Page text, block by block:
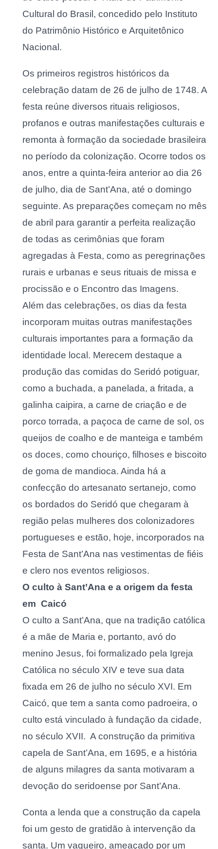
Cultural do Brasil, concedido pelo Instituto
do Patrimônio Histórico e Arquitetônico
Nacional.
Os primeiros registros históricos da
celebração datam de 26 de julho de 1748. A
festa reúne diversos rituais religiosos,
profanos e outras manifestações culturais e
remonta à formação da sociedade brasileira
no período da colonização. Ocorre todos os
anos, entre a quinta-feira anterior ao dia 26
de julho, dia de Sant’Ana, até o domingo
seguinte. As preparações começam no mês
de abril para garantir a perfeita realização
de todas as cerimônias que foram
agregadas à Festa, como as peregrinações
rurais e urbanas e seus rituais de missa e
procissão e o Encontro das Imagens.
Além das celebrações, os dias da festa
incorporam muitas outras manifestações
culturais importantes para a formação da
identidade local. Merecem destaque a
produção das comidas do Seridó potiguar,
como a buchada, a panelada, a fritada, a
galinha caipira, a carne de criação e de
porco torrada, a paçoca de carne de sol, os
queijos de coalho e de manteiga e também
os doces, como chouriço, filhoses e biscoito
de goma de mandioca. Ainda há a
confecção do artesanato sertanejo, como
os bordados do Seridó que chegaram à
região pelas mulheres dos colonizadores
portugueses e estão, hoje, incorporados na
Festa de Sant’Ana nas vestimentas de fiéis
e clero nos eventos religiosos.
O culto à Sant’Ana e a origem da festa
em Caicó
O culto a Sant’Ana, que na tradição católica
é a mãe de Maria e, portanto, avó do
menino Jesus, foi formalizado pela Igreja
Católica no século XIV e teve sua data
fixada em 26 de julho no século XVI. Em
Caicó, que tem a santa como padroeira, o
culto está vinculado à fundação da cidade,
no século XVII. A construção da primitiva
capela de Sant’Ana, em 1695, e a história
de alguns milagres da santa motivaram a
devoção do seridoense por Sant’Ana.
Conta a lenda que a construção da capela
foi um gesto de gratidão à intervenção da
santa. Um vaqueiro, ameaçado por um